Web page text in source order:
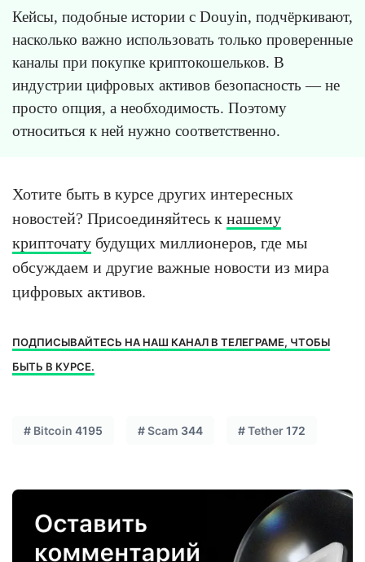
Кейсы, подобные истории с Douyin, подчёркивают,
насколько важно использовать только проверенные
каналы при покупке криптокошельков. В
индустрии цифровых активов безопасность — не
просто опция, а необходимость. Поэтому
относиться к ней нужно соответственно.
Хотите быть в курсе других интересных
новостей? Присоединяйтесь к нашему
крипточату будущих миллионеров, где мы
обсуждаем и другие важные новости из мира
цифровых активов.
ПОДПИСЫВАЙТЕСЬ НА НАШ КАНАЛ В ТЕЛЕГРАМЕ, ЧТОБЫ
БЫТЬ В КУРСЕ.
# Bitcoin 4195 #Scam 344 #Tether172